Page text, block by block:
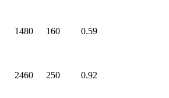
1480 160 0.59
2460 250 0.92